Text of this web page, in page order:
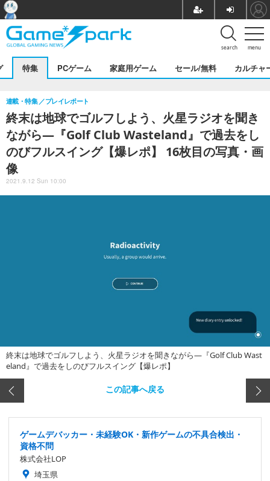
menu
search
特集 PCゲーム 家庭用ゲーム セール/無料 カルチャ
終末は地球でゴルフしよう、火星ラジオを聞き
ながら―『Golf Club Wasteland』で過去をし
のびフルスイング【爆レポ】 16枚目の写真・画
像
連載・特集 プレイレポート
2021.9.12 Sun 10:00
終末は地球でゴルフしよう、火星ラジオを聞きながら―『Golf Club Wast
eland』で過去をしのびフルスイング【爆レポ】
この記事へ戻る
ゲームデバッカー・未経験OK・新作ゲームの不具合検出・
資格不問
株式会社LOP
埼玉県